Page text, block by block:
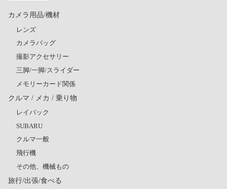
カメラ用品/機材
レンズ
カメラバッグ
撮影アクセサリー
三脚/一脚/スライダー
メモリーカード関係
クルマ / メカ / 乗り物
レイバック
SUBARU
クルマ一般
飛行機
その他、機械もの
旅行/出張/食べる